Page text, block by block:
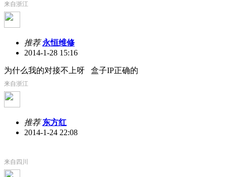
来自浙江
推荐永恒维修
2014-1-28 15:16
为什么我的对接不上呀 盒子IP正确的
来自浙江
推荐东方红
2014-1-24 22:08
来自四川